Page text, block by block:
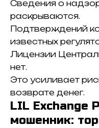
Сведения о
раскрываются.
Подтверждений
известных
Лицензии
нет.
Это усиливает
возврате денег.
LIL Exchange
мошенник: